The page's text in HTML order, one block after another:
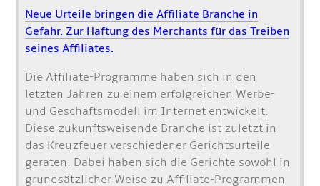
Neue Urteile bringen die Affiliate Branche in
Gefahr. Zur Haftung des Merchants für das Treiben
seines Affiliates.
Die Affiliate-Programme haben sich in den
letzten Jahren zu einem erfolgreichen Werbe-
und Geschäftsmodell im Internet entwickelt.
Diese zukunftsweisende Branche ist zuletzt in
das Kreuzfeuer verschiedener Gerichtsurteile
geraten. Dabei haben sich die Gerichte sowohl in
grundsätzlicher Weise zu Affiliate-Programmen